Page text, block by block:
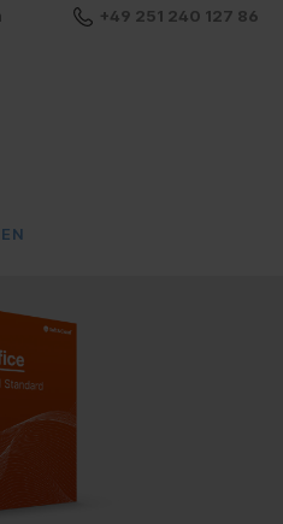
+49 251 240 127 86